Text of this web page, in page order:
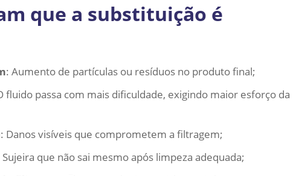
que a substituição é
: Aumento de partículas ou resíduos no produto final;
fluido passa com mais dificuldade, exigindo maior esforço da
: Danos visíveis que comprometem a filtragem;
Sujeira que não sai mesmo após limpeza adequada;